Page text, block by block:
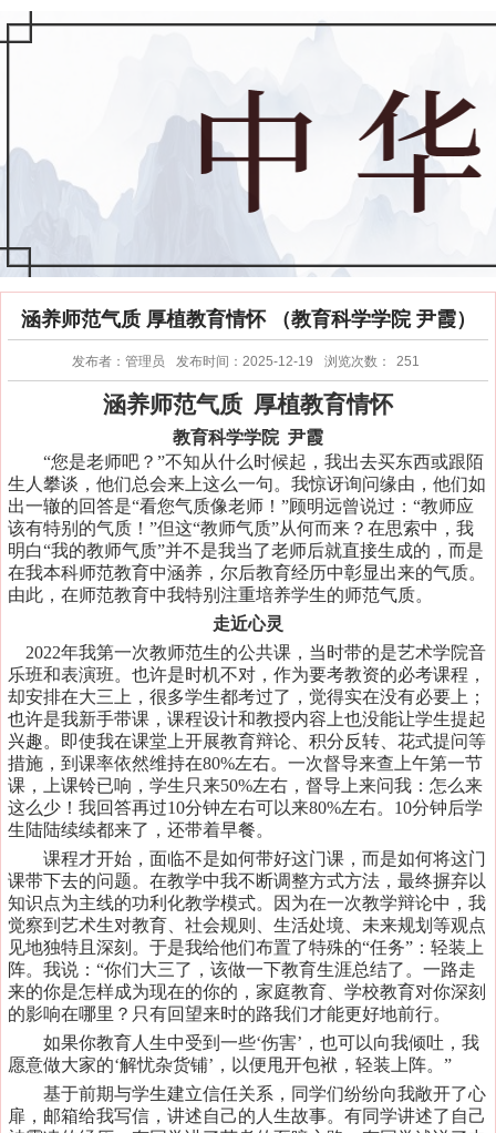
涵养师范气质 厚植教育情怀 （教育科学学院 尹霞）
发布者：管理员 发布时间：2025-12-19 浏览次数： 251
涵养师范气质 厚植教育情怀
教育科学学院 尹霞
“您是老师吧？”不知从什么时候起，我出去买东西或跟陌
生人攀谈，他们总会来上这么一句。我惊讶询问缘由，他们如
出一辙的回答是“看您气质像老师！”顾明远曾说过：“教师应
该有特别的气质！”但这“教师气质”从何而来？在思索中，我
明白“我的教师气质”并不是我当了老师后就直接生成的，而是
在我本科师范教育中涵养，尔后教育经历中彰显出来的气质。
由此，在师范教育中我特别注重培养学生的师范气质。
走近心灵
2022年我第一次教师范生的公共课，当时带的是艺术学院音
乐班和表演班。也许是时机不对，作为要考教资的必考课程，
却安排在大三上，很多学生都考过了，觉得实在没有必要上；
也许是我新手带课，课程设计和教授内容上也没能让学生提起
兴趣。即使我在课堂上开展教育辩论、积分反转、花式提问等
措施，到课率依然维持在80%左右。一次督导来查上午第一节
课，上课铃已响，学生只来50%左右，督导上来问我：怎么来
这么少！我回答再过10分钟左右可以来80%左右。10分钟后学
生陆陆续续都来了，还带着早餐。
课程才开始，面临不是如何带好这门课，而是如何将这门
课带下去的问题。在教学中我不断调整方式方法，最终摒弃以
知识点为主线的功利化教学模式。因为在一次教学辩论中，我
觉察到艺术生对教育、社会规则、生活处境、未来规划等观点
见地独特且深刻。于是我给他们布置了特殊的“任务”：轻装上
阵。我说：“你们大三了，该做一下教育生涯总结了。一路走
来的你是怎样成为现在的你的，家庭教育、学校教育对你深刻
的影响在哪里？只有回望来时的路我们才能更好地前行。
如果你教育人生中受到一些‘伤害’，也可以向我倾吐，我
愿意做大家的‘解忧杂货铺’，以便甩开包袱，轻装上阵。”
基于前期与学生建立信任关系，同学们纷纷向我敞开了心
扉，邮箱给我写信，讲述自己的人生故事。有同学讲述了自己